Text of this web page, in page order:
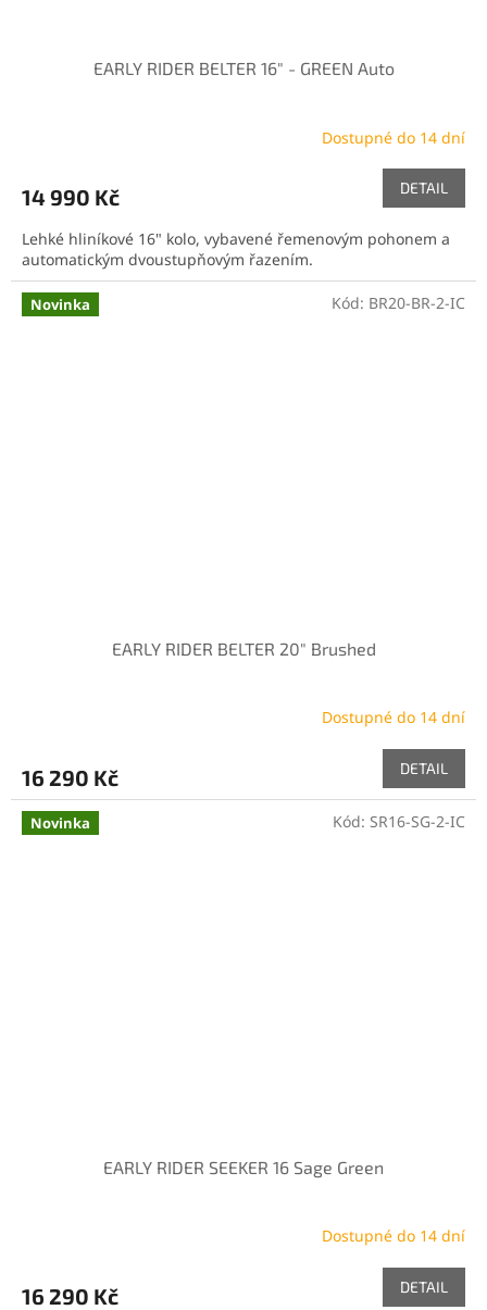
EARLY RIDER BELTER 16" - GREEN Auto
Dostupné do 14 dní
14 990 Kč DETAIL
Lehké hliníkové 16" kolo, vybavené řemenovým pohonem a
automatickým dvoustupňovým řazením.
Novinka
EARLY RIDER BELTER 20" Brushed
Dostupné do 14 dní
16 290 Kč DETAIL
Kód: BR20-BR-2-IC
Novinka
EARLY RIDER SEEKER 16 Sage Green
Dostupné do 14 dní
16 290 Kč DETAIL
Kód: SR16-SG-2-IC